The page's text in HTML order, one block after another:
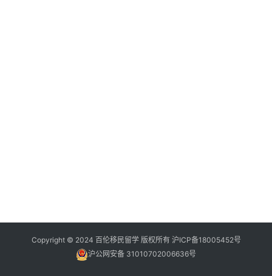
Copyright © 2024 百伦移民留学 版权所有 沪ICP备18005452号
沪公网安备 31010702006636号